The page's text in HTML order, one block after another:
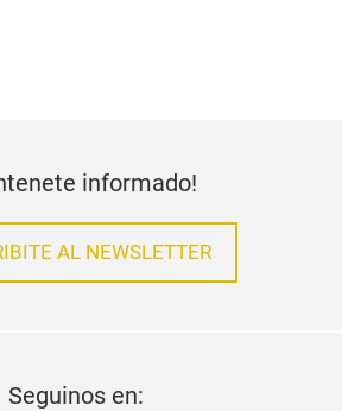
informado!
AL NEWSLETTER
Seguinos en: